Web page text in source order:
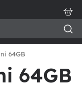
64GB
64GB